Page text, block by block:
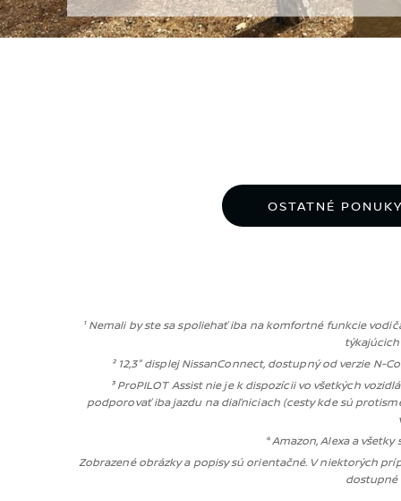
OSTATNÉ
¹ Nemali by ste sa spoliehať iba na komfortné funkcie
² 12,3" displej NissanConnect, dostupný od verzie N-
³ ProPILOT Assist nie je k dispozícii vo všetkých
podporovať iba jazdu na diaľniciach (cesty kde sú
⁴ Amazon, Alexa a
Zobrazené obrázky a popisy sú orientačné. V niektorých
dostupné